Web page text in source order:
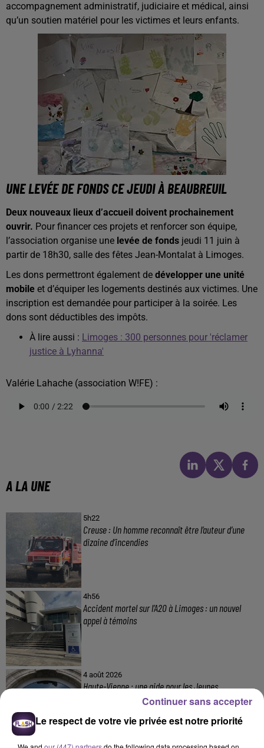
accompagnement administratif, judiciaire et médical, ainsi
qu’un soutien matériel pour les victimes et leurs enfants.
UNE LEVÉE DE FONDS CE JEUDI À BEAUBREUIL
Deux nouveaux lieux d’accueil doivent prochainement
ouvrir. Pour financer ces projets et renforcer son équipe,
l’association organise une levée de fonds jeudi 11 juin à
partir de 18h30, salle des fêtes Jean-Montalat à Limoges.
Les dons permettront également de développer une unité
mobile et d’équiper les logements destinés aux victimes. Une
inscription est demandée pour participer à la soirée. Les
dons sont déductibles des impôts.
À lire aussi : Limoges : 300 personnes pour 'réclamer
justice à Lyhanna'
Valérie Lahache (association W!FE) :
A LA UNE
5h22
Creuse : Un homme reconnaît être l’auteur d’une
dizaine d’incendies
4h56
Accident mortel sur l’A20 à Limoges : un nouvel
appel à témoins
4 août 2026
Haute-Vienne : une aide pour les Jeunes
Le respect de votre vie privée est notre priorité
Continuer sans accepter